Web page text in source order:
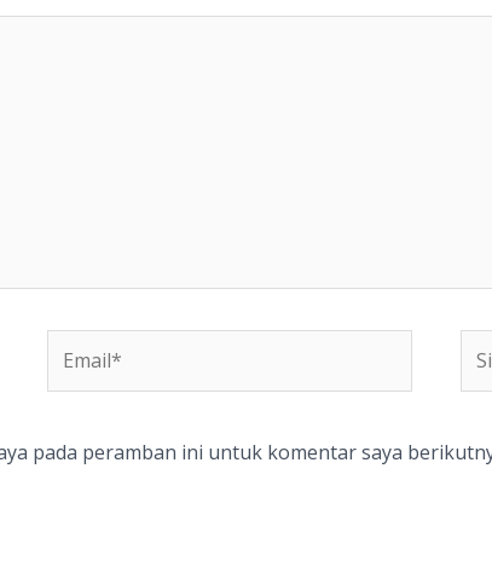
pada peramban ini untuk komentar saya